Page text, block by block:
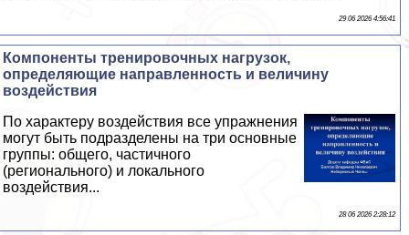
29 06 2026 4:56:41
Компоненты тренировочных нагрузок,
определяющие направленность и величину
воздействия
По хаpaктеру воздействия все упражнения
могут быть подразделены на три основные
группы: общего, частичного
(регионального) и локального
воздействия...
28 06 2026 2:28:12